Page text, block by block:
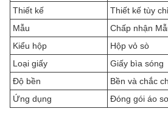
Thiết kế
Thiết kế tùy
Mẫu
Chấp nhận
Kiểu hộp
Hộp vỏ sò
Loại giấy
Giấy bìa sóng
Độ bền
Bền và chắc
Ứng dụng
Đóng gói áo